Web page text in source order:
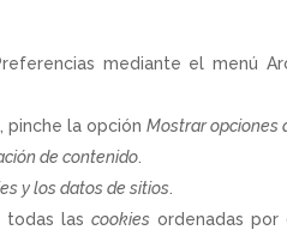
mediante el menú
pinche la opciónMostrar opciones
de contenido
y los datos de sitios
todas lascookies ordenadas